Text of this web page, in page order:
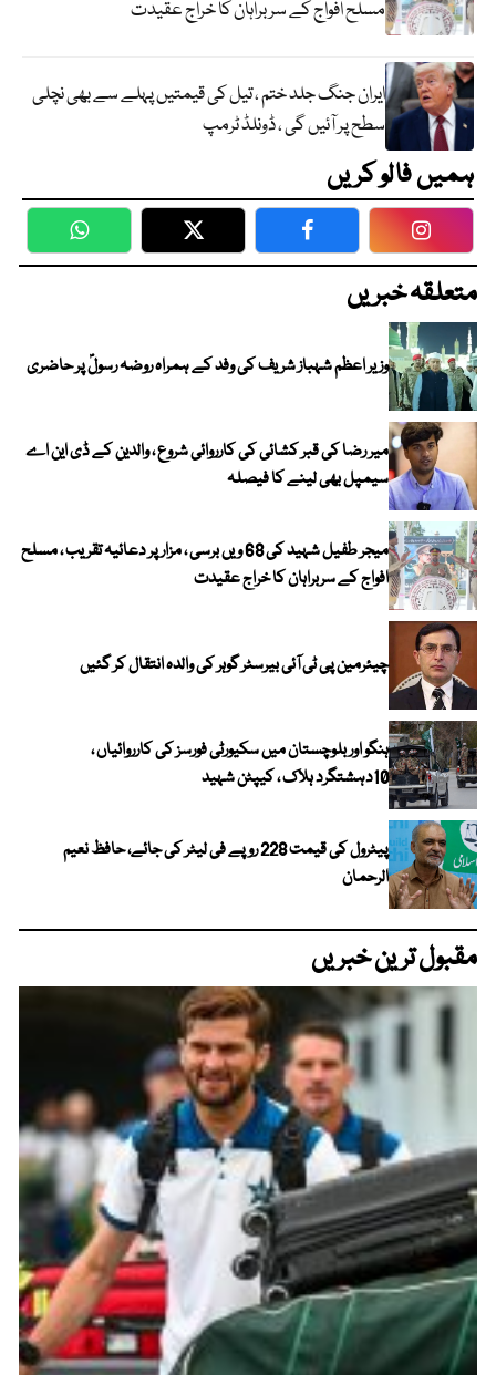
مسلح افواج کے سربراہان کا خراج عقیدت
ایران جنگ جلد ختم ، تیل کی قیمتیں پہلے سے بھی نچلی
سطح پر آئیں گی ، ڈونلڈ ٹرمپ
ہمیں فالو کریں
WhatsApp Twitter Facebook
متعلقہ خبریں
وزیر اعظم شہباز شریف کی وفد کے ہمراہ روضہ رسولؐ پر حاضری
میر رضا کی قبر کشائی کی کارروائی شروع ، والدین کے ڈی این اے
سیمپل بھی لینے کا فیصلہ
میجر طفیل شہید کی 68 ویں برسی ، مزار پر دعائیہ تقریب ، مسلح
افواج کے سربراہان کا خراج عقیدت
چیئرمین پی ٹی آئی بیرسٹر گوہر کی والدہ انتقال کر گئیں
ہنگو اور بلوچستان میں سکیورٹی فورسز کی کارروائیاں ،
10دہشتگرد ہلاک ، کیپٹن شہید
پیٹرول کی قیمت 228 روپے فی لیٹر کی جائے، حافظ نعیم
الرحمان
مقبول ترین خبریں